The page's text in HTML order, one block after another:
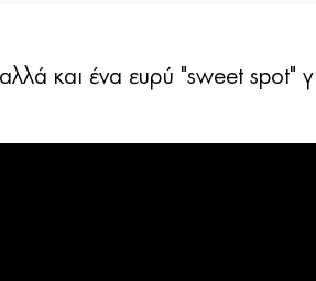
και ένα ευρύ "sweet spot"